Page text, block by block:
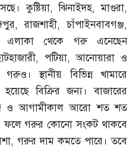
কুষ্টিয়া,ঝিনাইদহ,মাগুরা,
,রাজশাহী,চাঁপাইনবাবগঞ্জ,
এলাকা থেকে গরু এনেছেন
, পটিয়া,আনোয়ারা ও
স্থানীয় বিভিন্ন খামারে
বিক্রির জন্য। বাজারের
আগামীকাল আরো শত শত
ফলে গরুর কোনো সংকট থাকবে
, গরুর দাম কমতে পারে। তবে